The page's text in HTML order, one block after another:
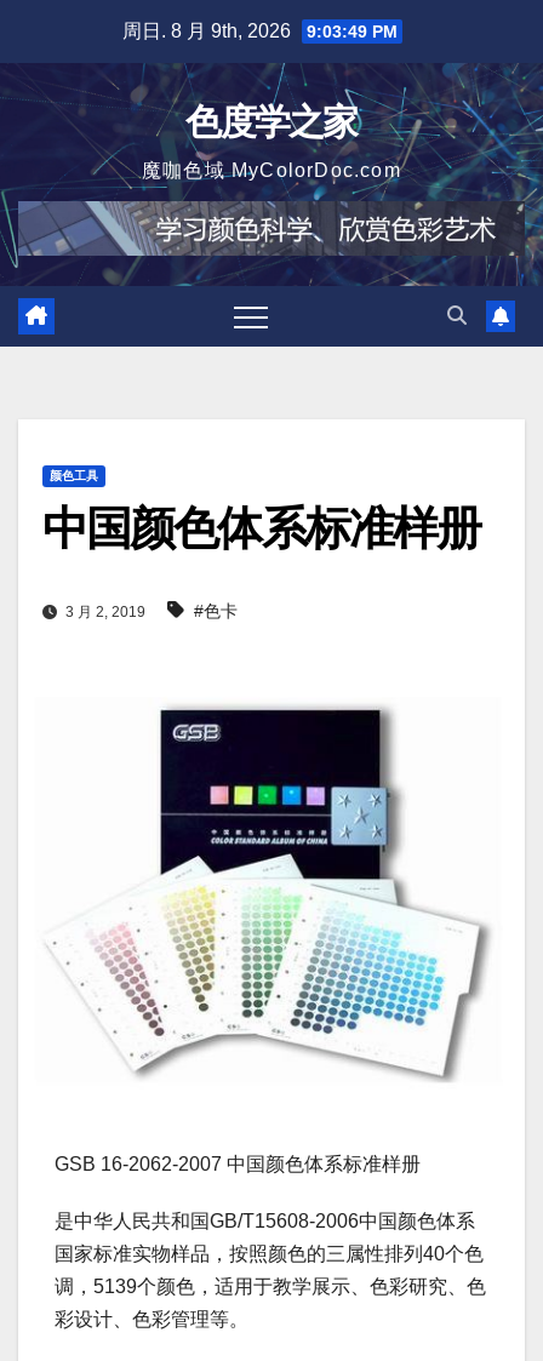
周日. 8 月 9th, 2026 9:03:51 PM
色度学之家
魔咖色域 MyColorDoc.com
颜色工具
中国颜色体系标准样册
3 月 2, 2019 #色卡
GSB 16-2062-2007 中国颜色体系标准样册
是中华人民共和国GB/T15608-2006中国颜色体系
国家标准实物样品，按照颜色的三属性排列40个色
调，5139个颜色，适用于教学展示、色彩研究、色
彩设计、色彩管理等。